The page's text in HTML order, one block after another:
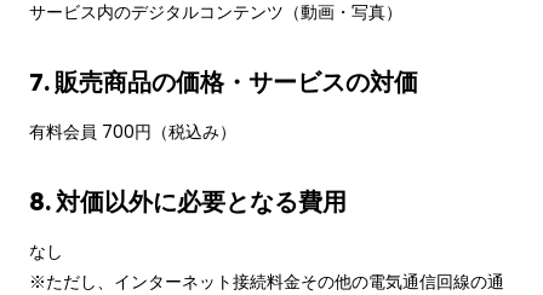
サービス内のデジタルコンテンツ（動画・写真）
7. 販売商品の価格・サービスの対価
有料会員 700円（税込み）
8. 対価以外に必要となる費用
なし
※ただし、インターネット接続料金その他の電気通信回線の通